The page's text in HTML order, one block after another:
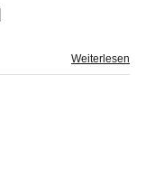
Weiterlesen